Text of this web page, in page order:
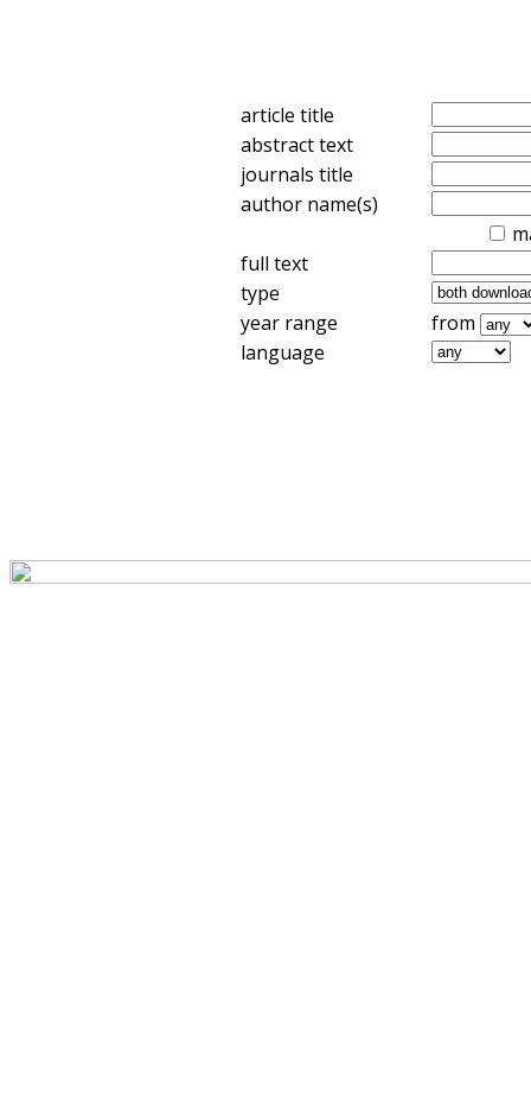
article title
abstract text
journals title
author name(s)
full text
type
year range
from
language